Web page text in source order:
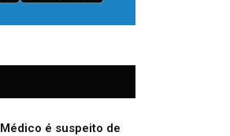
Médico é suspeito de